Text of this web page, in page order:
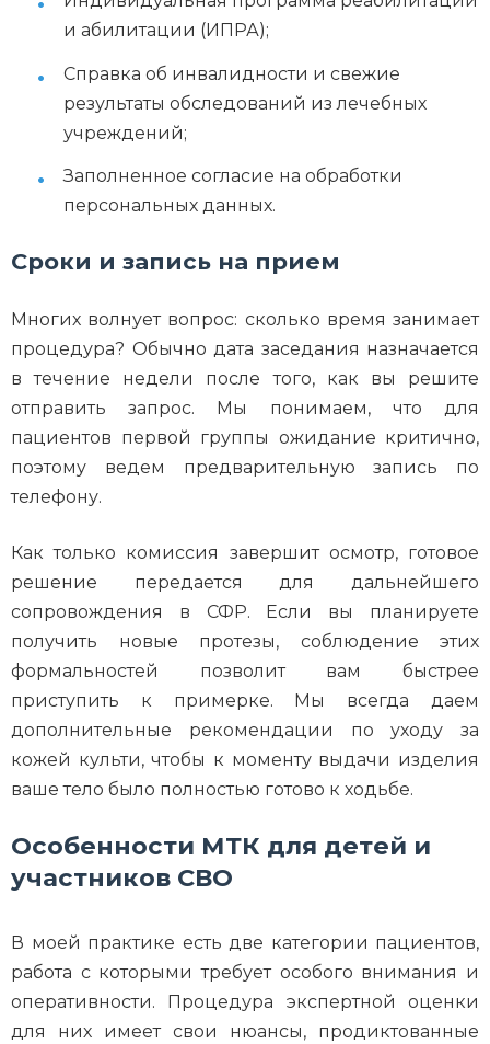
и абилитации (ИПРА);
Справка об инвалидности и свежие
результаты обследований из лечебных
учреждений;
Заполненное согласие на обработки
персональных данных.
Сроки и запись на прием
Многих волнует вопрос: сколько время занимает
процедура? Обычно дата заседания назначается
в течение недели после того, как вы решите
отправить запрос. Мы понимаем, что для
пациентов первой группы ожидание критично,
поэтому ведем предварительную запись по
телефону.
Как только комиссия завершит осмотр, готовое
решение передается для дальнейшего
сопровождения в СФР. Если вы планируете
получить новые протезы, соблюдение этих
формальностей позволит вам быстрее
приступить к примерке. Мы всегда даем
дополнительные рекомендации по уходу за
кожей культи, чтобы к моменту выдачи изделия
ваше тело было полностью готово к ходьбе.
Особенности МТК для детей и
участников СВО
В моей практике есть две категории пациентов,
работа с которыми требует особого внимания и
оперативности. Процедура экспертной оценки
для них имеет свои нюансы, продиктованные